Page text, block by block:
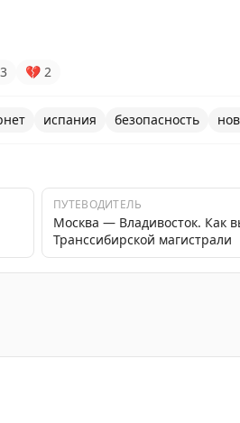
3 💔 2
испания безопасность
ПУТЕВОДИТЕЛЬ
Москва — Владивосток. Как
Транссибирской магистрали